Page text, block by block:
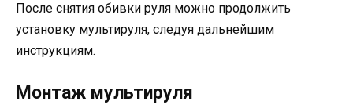
После снятия обивки руля можно продолжить
установку мультируля, следуя дальнейшим
инструкциям.
Монтаж мультируля